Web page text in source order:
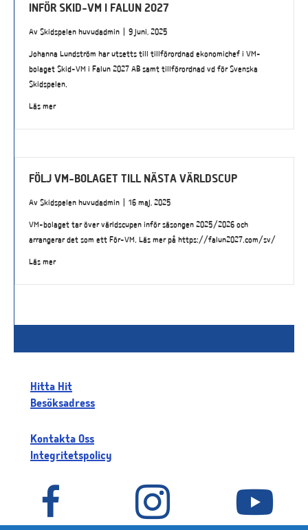
INFÖR SKID-VM I FALUN 2027
Av Skidspelen huvudadmin 9 juni, 2025
Johanna Lundström har utsetts till tillförordnad ekonomichef i VM-
bolaget Skid-VM i Falun 2027 AB samt tillförordnad vd för Svenska
Skidspelen.
Läs mer
FÖLJ VM-BOLAGET TILL NÄSTA VÄRLDSCUP
Av Skidspelen huvudadmin 16 maj, 2025
VM-bolaget tar över världscupen inför säsongen 2025/2026 och
arrangerar det som ett För-VM. Läs mer på https://falun2027.com/sv/
Läs mer
Hitta Hit
Besöksadress
Kontakta Oss
Integritetspolicy